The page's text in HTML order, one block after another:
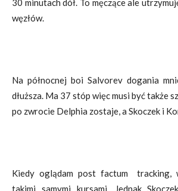
węzłów.
Na północnej boi Salvorev dogania
dłuższa. Ma 37 stóp więc musi być także
po zwrocie Delphia zostaje, a Skoczek i
Kiedy oglądam post factum tracking,
takimi samymi kursami. Jednak